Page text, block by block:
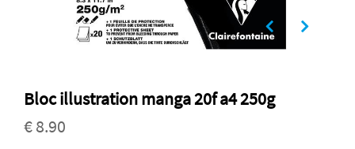
Bloc illustration manga 20f a4 250g
€ 8.90